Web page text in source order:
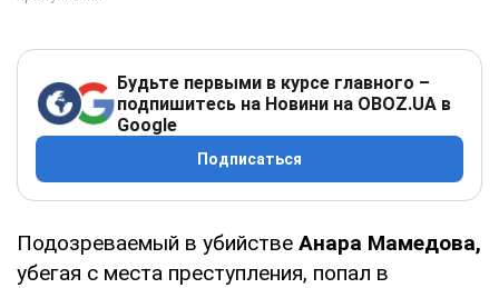
Будьте первыми в курсе главного –
подпишитесь на Новини на OBOZ.UA в
Google
Подписаться
Подозреваемый в убийстве Анара Мамедова,
убегая с места преступления, попал в